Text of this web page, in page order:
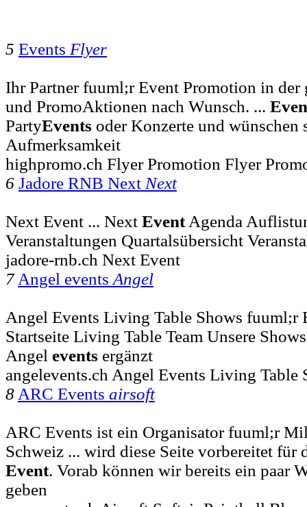
5 Events Flyer
Ihr Partner fuuml;r Event Promotion in der
und PromoAktionen nach Wunsch. ...
PartyEvents oder Konzerte und wünschen
Aufmerksamkeit
highpromo.ch Flyer Promotion Flyer
6 Jadore RNB Next Next
Next Event ... Next EventAgenda
Veranstaltungen Quartalsübersicht
jadore-rnb.ch Next Event
7 Angel events Angel
Angel Events Living Table Shows fuuml;r
Startseite Living Table Team Unsere
Angel events ergänzt
angelevents.ch Angel Events Living Table
8 ARC Events airsoft
ARC Events ist ein Organisator fuuml;r
Schweiz ... wird diese Seite vorbereitet für
Event. Vorab können wir bereits ein paar
geben